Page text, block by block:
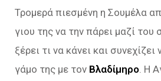
Τρομερά πιεσμένη η Σουμέλα
γιου της να την πάρει μαζί του
ξέρει τι να κάνει και
γάμο της με τον Βλαδίμηρο . Η